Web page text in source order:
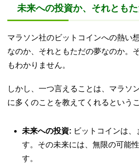
未来への投資か、それとも
マラソン社のビットコインへの熱い
なのか、それともただの夢なのか。
もわかりません。
しかし、一つ言えることは、マラソ
に多くのことを教えてくれるという
未来への投資: ビットコインは
す。その未来には、無限の可能
す。